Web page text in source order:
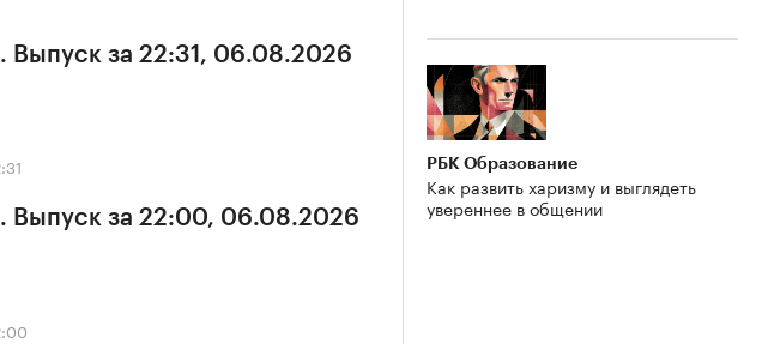
Выпуск за 22:31, 06.08.2026
Выпуск за 22:00, 06.08.2026
РБК Образование
Как развить харизму и выглядеть
увереннее в общении